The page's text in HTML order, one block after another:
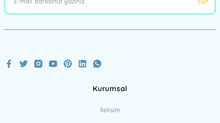
Kurumsal
İletişim